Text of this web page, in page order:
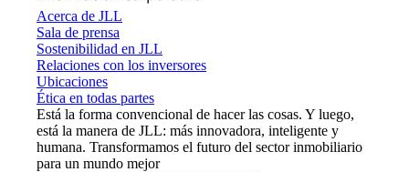
Acerca de JLL
Sala de prensa
Sostenibilidad en JLL
Relaciones con los inversores
Ubicaciones
Ética en todas partes
Está la forma convencional de hacer las cosas. Y luego,
está la manera de JLL: más innovadora, inteligente y
humana. Transformamos el futuro del sector inmobiliario
para un mundo mejor